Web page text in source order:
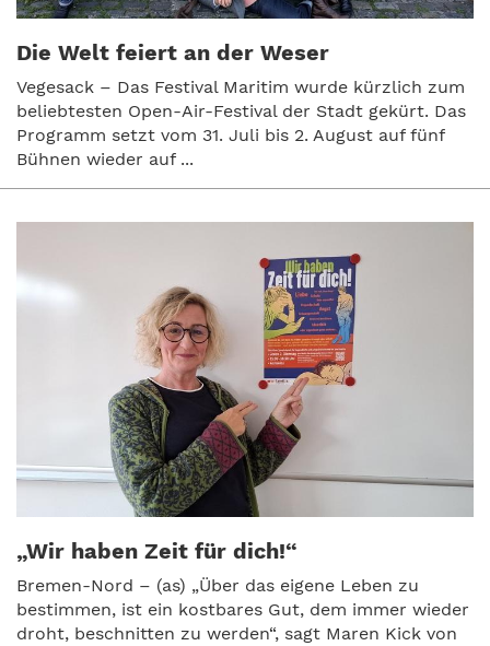
Die Welt feiert an der Weser
Vegesack – Das Festival Maritim wurde kürzlich zum
beliebtesten Open-Air-Festival der Stadt gekürt. Das
Programm setzt vom 31. Juli bis 2. August auf fünf
Bühnen wieder auf ...
„Wir haben Zeit für dich!“
Bremen-Nord – (as) „Über das eigene Leben zu
bestimmen, ist ein kostbares Gut, dem immer wieder
droht, beschnitten zu werden“, sagt Maren Kick von